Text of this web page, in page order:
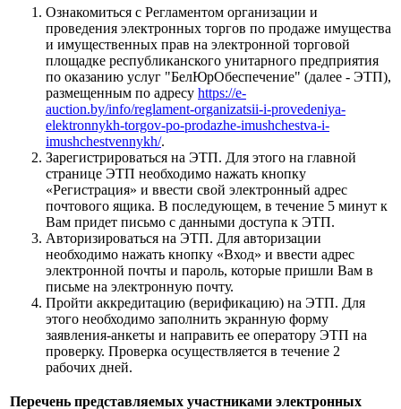
Ознакомиться с Регламентом организации и
проведения электронных торгов по продаже имущества
и имущественных прав на электронной торговой
площадке республиканского унитарного предприятия
по оказанию услуг "БелЮрОбеспечение" (далее - ЭТП),
размещенным по адресу https://e-
auction.by/info/reglament-organizatsii-i-provedeniya-
elektronnykh-torgov-po-prodazhe-imushchestva-i-
imushchestvennykh/.
Зарегистрироваться на ЭТП. Для этого на главной
странице ЭТП необходимо нажать кнопку
«Регистрация» и ввести свой электронный адрес
почтового ящика. В последующем, в течение 5 минут к
Вам придет письмо с данными доступа к ЭТП.
Авторизироваться на ЭТП. Для авторизации
необходимо нажать кнопку «Вход» и ввести адрес
электронной почты и пароль, которые пришли Вам в
письме на электронную почту.
Пройти аккредитацию (верификацию) на ЭТП. Для
этого необходимо заполнить экранную форму
заявления-анкеты и направить ее оператору ЭТП на
проверку. Проверка осуществляется в течение 2
рабочих дней.
Перечень представляемых участниками электронных